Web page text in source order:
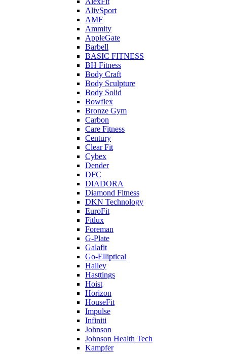
AlivSport
AMF
Ammity
AppleGate
Barbell
BASIC FITNESS
BH Fitness
Body Craft
Body Sculpture
Body Solid
Bowflex
Bronze Gym
Carbon
Care Fitness
Century
Clear Fit
Cybex
Dender
DFC
DIADORA
Diamond Fitness
DKN Technology
EuroFit
Fitlux
Foreman
G-Plate
Galafit
Go-Elliptical
Halley
Hasttings
Hoist
Horizon
HouseFit
Impulse
Infiniti
Johnson
Johnson Health Tech
Kampfer